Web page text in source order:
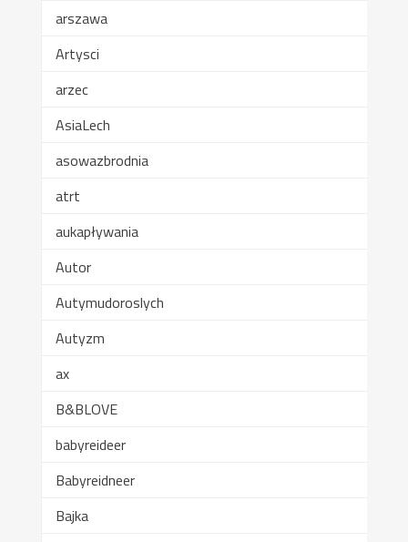
arszawa
Artysci
arzec
AsiaLech
asowazbrodnia
atrt
aukapływania
Autor
Autymudoroslych
Autyzm
ax
B&BLOVE
babyreideer
Babyreidneer
Bajka